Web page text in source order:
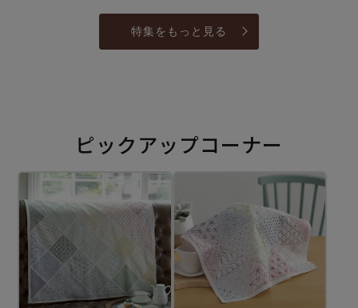
特集をもっと見る
ピックアップコーナー